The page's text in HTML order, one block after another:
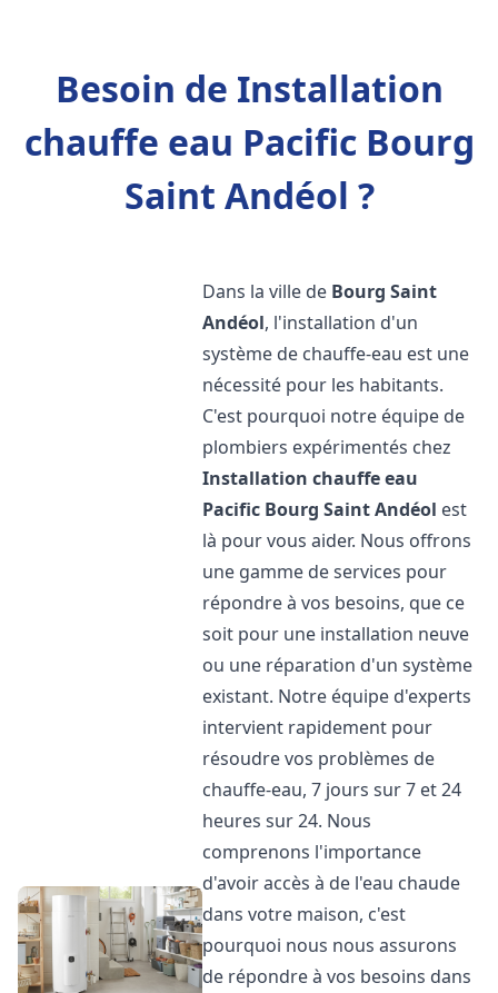
Besoin de Installation
chauffe eau Pacific Bourg
Saint Andéol ?
Dans la ville de Bourg Saint
Andéol, l'installation d'un
système de chauffe-eau est une
nécessité pour les habitants.
C'est pourquoi notre équipe de
plombiers expérimentés chez
Installation chauffe eau
Pacific Bourg Saint Andéol est
là pour vous aider. Nous offrons
une gamme de services pour
répondre à vos besoins, que ce
soit pour une installation neuve
ou une réparation d'un système
existant. Notre équipe d'experts
intervient rapidement pour
résoudre vos problèmes de
chauffe-eau, 7 jours sur 7 et 24
heures sur 24. Nous
comprenons l'importance
d'avoir accès à de l'eau chaude
dans votre maison, c'est
pourquoi nous nous assurons
de répondre à vos besoins dans